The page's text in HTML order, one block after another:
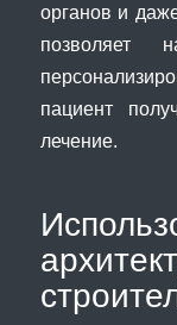
органов и
позволяет
пациент
лечение.